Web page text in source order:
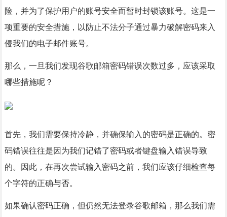
险，并为了保护用户的账号安全而暂时封锁该账号。这是一
项重要的安全措施，以防止不法分子通过暴力破解密码来入
侵我们的电子邮件账号。
那么，一旦我们发现谷歌邮箱密码错误次数过多，应该采取
哪些措施呢？
首先，我们需要保持冷静，并确保输入的密码是正确的。密
码错误往往是因为我们记错了密码或者键盘输入错误导致
的。因此，在再次尝试输入密码之前，我们应该仔细检查每
个字符的正确与否。
如果确认密码正确，但仍然无法登录谷歌邮箱，那么我们需